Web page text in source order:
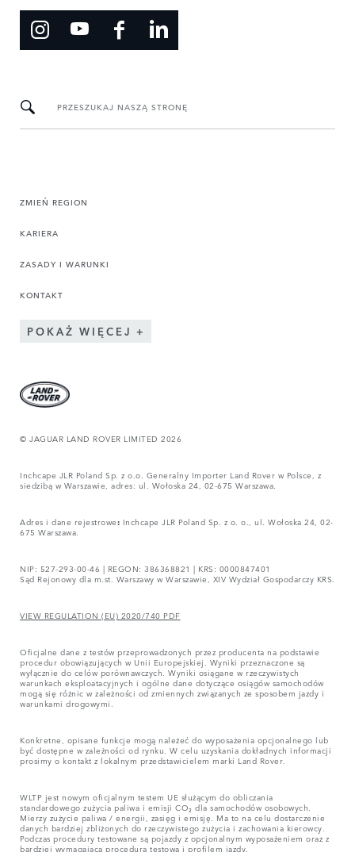
PRZESZUKAJ NASZĄ STRONĘ
ZMIEŃ REGION
KARIERA
ZASADY I WARUNKI
KONTAKT
POKAŻ WIĘCEJ
© JAGUAR LAND ROVER LIMITED 2026
Inchcape JLR Poland Sp. z o.o. Generalny Importer Land Rover w Polsce, z
siedzibą w Warszawie, adres: ul. Wołoska 24, 02-675 Warszawa.
Adres i dane rejestrowe: Inchcape JLR Poland Sp. z o. o., ul. Wołoska 24, 02-
675 Warszawa.
NIP: 527-293-00-46 | REGON: 386368821 | KRS: 0000847401
Sąd Rejonowy dla m.st. Warszawy w Warszawie, XIV Wydział Gospodarczy KRS.
VIEW REGULATION (EU) 2020/740 PDF
Oficjalne dane z testów przeprowadzonych przez producenta na podstawie
procedur obowiązujących w Unii Europejskiej. Wyniki przeznaczone są
wyłącznie do celów porównawczych. Wyniki osiągane w rzeczywistych
warunkach eksploatacyjnych i ogólne dane dotyczące osiągów samochodów
mogą się różnic w zależności od zmiennych związanych ze sposobem jazdy i
warunkami drogowymi.
Konkretne, opisane funkcje mogą należeć do wyposażenia opcjonalnego lub
być dostępne w zależności od rynku. W celu uzyskania dokładnych informacji
prosimy o kontakt z lokalnym przedstawicielem marki Land Rover.
WLTP jest nowym oficjalnym testem UE służącym do obliczania
standardowego zużycia paliwa i emisji CO₂ dla samochodów osobowych.
Mierzy zużycie paliwa / energii, zasięg i emisję. Ma to na celu dostarczenie
danych bardziej zbliżonych do rzeczywistego zużycia i zachowania kierowcy.
Podczas procedury testowane są pojazdy z opcjonalnym wyposażeniem oraz z
bardziej wymagającą procedurą testową i profilem jazdy.